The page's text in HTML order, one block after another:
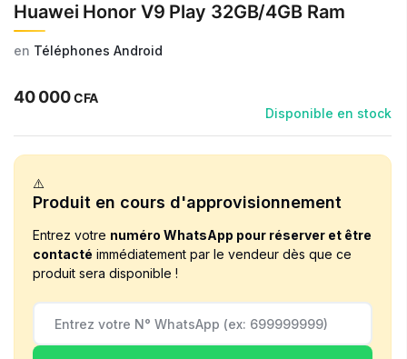
Huawei Honor V9 Play 32GB/4GB Ram
en Téléphones Android
40 000CFA
Disponible en stock
⚠️
Produit en cours d'approvisionnement
Entrez votre numéro WhatsApp pour réserver et être
contacté immédiatement par le vendeur dès que ce
produit sera disponible !